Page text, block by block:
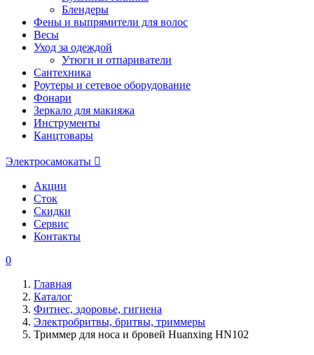
Блендеры
Фены и выпрямители для волос
Весы
Уход за одеждой
Утюги и отпариватели
Сантехника
Роутеры и сетевое оборудование
Фонари
Зеркало для макияжа
Инструменты
Канцтовары
Электросамокаты
Акции
Сток
Скидки
Сервис
Контакты
0
Главная
Каталог
Фитнес, здоровье, гигиена
Электробритвы, бритвы, триммеры
Триммер для носа и бровей Huanxing HN102